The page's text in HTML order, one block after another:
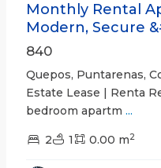
Monthly Rental
Modern, Secure
840
Quepos, Puntarenas,
Estate Lease | Renta
bedroom apartm ...
2 1 0.00 m2